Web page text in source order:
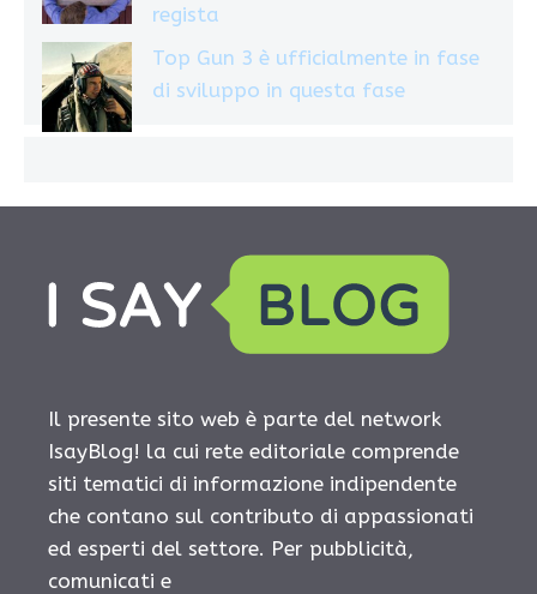
regista
Top Gun 3 è ufficialmente in fase
di sviluppo in questa fase
Il presente sito web è parte del network
IsayBlog! la cui rete editoriale comprende
siti tematici di informazione indipendente
che contano sul contributo di appassionati
ed esperti del settore. Per pubblicità,
comunicati e